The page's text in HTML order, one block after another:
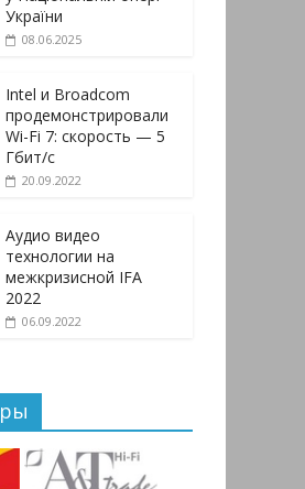
України
08.06.2025
Intel и Broadcom
продемонстрировали
Wi-Fi 7: скорость — 5
Гбит/с
20.09.2022
Аудио видео
технологии на
межкризисной IFA
2022
06.09.2022